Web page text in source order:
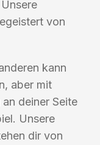
von
kann
aber mit
deiner Seite
Unsere
dir von